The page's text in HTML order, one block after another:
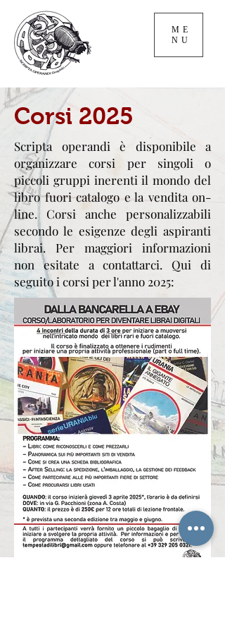
ME
NU
Corsi 2025
Scripta operandi è disponibile a
organizzare corsi per singoli o
piccoli gruppi inerenti il mondo del
libro fuori catalogo e la vendita on-
line. Corsi anche personalizzabili
secondo le esigenze degli aspiranti
librai. Per maggiori informazioni
non esitate a contattarci. Qui di
seguito i corsi per l'anno 2025: